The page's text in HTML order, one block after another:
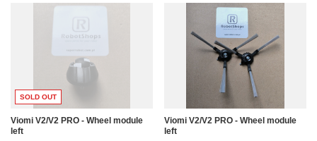
SOLD OUT
Viomi V2/V2 PRO - Wheel module
left
Viomi V2/V2 PRO - Wheel module
left